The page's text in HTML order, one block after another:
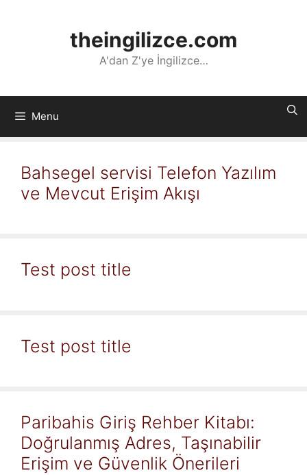
theingilizce.com
A'dan Z'ye İngilizce…
Menu
Bahsegel servisi Telefon Yazılım
ve Mevcut Erişim Akışı
Test post title
Test post title
Paribahis Giriş Rehber Kitabı:
Doğrulanmış Adres, Taşınabilir
Erişim ve Güvenlik Önerileri